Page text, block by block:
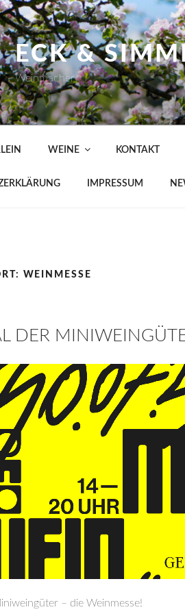
ECK &
Weinmacher
WEINE KONTAKT
IMPRESSUM
WEINMESSE
DER
– die Weinmesse!